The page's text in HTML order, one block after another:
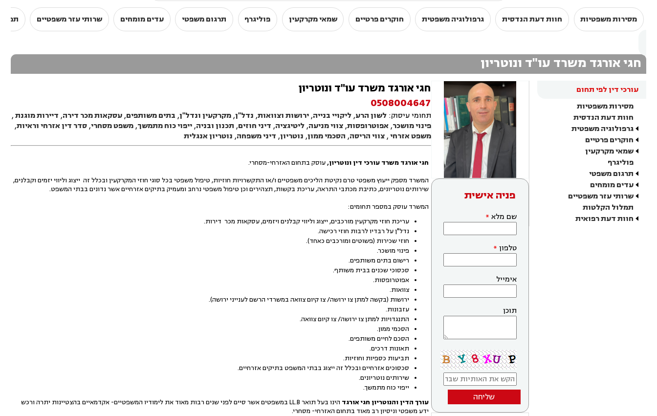
מסירות משפטיות חוות דעת הנדסית גרפולוגיה משפטית חוקרים פרטיים שמאי מקרקעין פוליגרף תרגום משפטי עדים מומחים שרותי עזר משפטיים
חגי אורגד משרד עו"ד ונוטריון
עורכי דין לפי תחום
מסירות משפטיות
חוות דעת הנדסית
גרפולוגיה משפטית
חוקרים פרטיים
שמאי מקרקעין
פוליגרף
תרגום משפטי
עדים מומחים
שרותי עזר משפטיים
תמלול הקלטות
חוות דעת רפואית
פניה אישית
שם מלא
טלפון
אימייל
תוכן
שליחה
חגי אורגד משרד עו"ד ונוטריון
0508004647
תחומי עיסוק: לשון הרע,ליקויי בנייה,ירושות וצוואות, נדל"ן,מקרקעין ונדל"ן, בתים משותפים,עסקאות מכר דירה, דיירות מוגנת,
פינוי מושכר,אפוטרופסות,צווי מניעה,ליטיגציה, דיני חוזים, תכנון ובניה,ייפוי כוח מתמשך,משפט מסחרי,סדר דין אזרחי וראיות,
משפט אזרחי,צווי הריסה, הסכמי ממון, נוטריון, דיני משפחה, נוטריון אנגלית
חגי אורגד משרד עורכי דין ונוטריון,עוסק בתחום האזרחי-מסחרי.
המשרד מספק ייעוץ משפטי טרם נקיטת הליכים משפטיים ו/או התקשרויות חוזיות, טיפול משפטי בכל סוגי חוזי המקרקעין ובכלל זה ייצוג וליווי יזמים וקבלנים,
שירותים נוטריונים, כתיבת מכתבי התראה, עריכת בקשות, תצהירים וכן טיפול משפטי נרחב ומעמיק בתיקים אזרחיים אשר נדונים בבתי המשפט.
המשרד עוסק במספר תחומים:
עריכת חוזי מקרקעין מורכבים, ייצוג וליווי קבלנים ויזמים, עסקאות מכר דירות.
נדל"ן על רבדיו לרבות חוזי רכישה.
חוזי שכירות (פשוטים ומורכבים כאחד).
פינוי מושכר.
רישום בתים משותפים.
סכסוכי שכנים בבית משותף.
אפוטרופסות.
צוואות.
ירושות (בקשה למתן צו ירושה/ צו קיום צוואה במשרדי הרשם לענייני ירושה).
עזבונות.
התנגדויות למתן צו ירושה/ צו קיום צוואה.
הסכמי ממון.
הסכם לחיים משותפים.
תאונות דרכים.
תביעות כספיות וחוזיות.
סכסוכים אזרחיים ובכלל זה ייצוג בבתי המשפט בתיקים אזרחיים.
שירותים נוטריונים.
ייפוי כוח מתמשך.
עורך הדין והנוטריון חגי אורגד
הינו בעל תואר LL.B במשפטים אשר סיים לפני שנים רבות מאוד את לימודיו המשפטיים- אקדמאיים בהצטיינות יתרה ורכש
ידע משפטי וניסיון רב מאוד בתחום האזרחי- מסחרי.